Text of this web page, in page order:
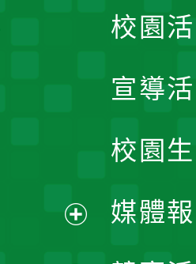
校園
宣導
校園
媒體